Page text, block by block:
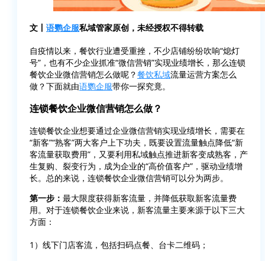
文丨 语鹦企服私域管家原创，未经授权不得转载
自疫情以来，餐饮行业遭受重挫，不少店铺纷纷吹响“熄灯
号”，也有不少企业抓准“微信营销”实现业绩增长，那么连锁
餐饮企业微信营销怎么做呢？餐饮私域流量运营方案怎么
做？下面就由语鹦企服带你一探究竟。
连锁餐饮企业微信营销怎么做？
连锁餐饮企业想要通过企业微信营销实现业绩增长，需要在
“新客”“熟客”两大客户上下功夫，既要设置流量触点降低“新
客流量获取费用”，又要利用私域触点推进新客变成熟客，产
生复购、裂变行为，成为企业的“高价值客户”，驱动业绩增
长。总的来说，连锁餐饮企业微信营销可以分为两步。
第一步： 最大限度获得新客流量，并降低获取新客流量费
用。对于连锁餐饮企业来说，新客流量主要来源于以下三大
方面：
1）线下门店客流，包括扫码点餐、台卡二维码；